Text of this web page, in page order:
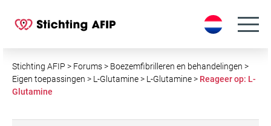
Stichting AFIP > Forums> Boezemfibrilleren en behandelingen >
Eigen toepassingen > L-Glutamine> L-Glutamine> Reageer op: L-
Glutamine